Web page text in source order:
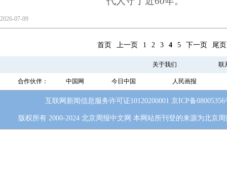
2026-07-09
首页 上一页 1 2 3 4 5 下一页 尾页
关于我们 联
合作伙伴： 中国网 今日中国 人民画报
互联网新闻信息服务许可证10120200001 京ICP备08005356
版权所有 2000-2024 北京周报中文网 本网站所刊登的来源为北京